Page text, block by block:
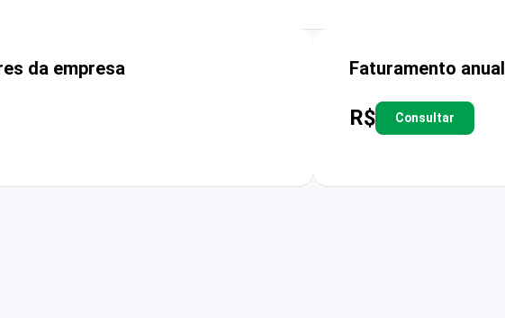
da empresa Faturamento anual
R$ Consultar